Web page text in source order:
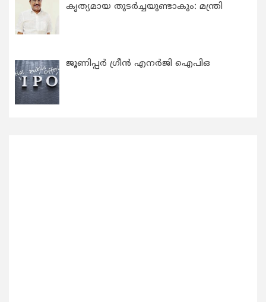
കൃത്യമായ തുടര്‍ച്ചയുണ്ടാകും: മന്ത്രി
ജൂണിപ്പർ ഗ്രീൻ എനർജി ഐപിഒ